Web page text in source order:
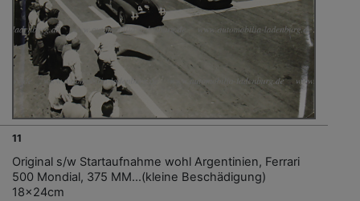
11
Original s/w Startaufnahme wohl Argentinien, Ferrari
500 Mondial, 375 MM...(kleine Beschädigung)
18x24cm